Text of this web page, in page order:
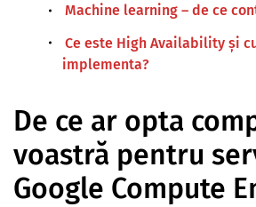
Machine learning – de ce
Ce este High Availability și
implementa?
De ce ar opta
voastră pentru
Google Compute